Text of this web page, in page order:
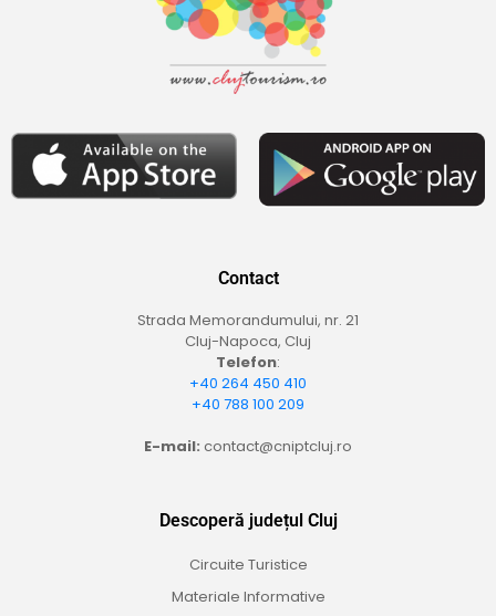
Contact
Strada Memorandumului, nr. 21
Cluj-Napoca, Cluj
Telefon:
+40 264 450 410
+40 788 100 209
E-mail: contact@cniptcluj.ro
Descoperă județul Cluj
Circuite Turistice
Materiale Informative